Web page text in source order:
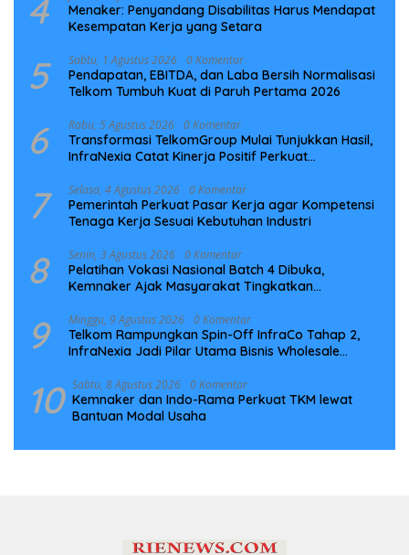
4
Menaker: Penyandang Disabilitas Harus Mendapat
Kesempatan Kerja yang Setara
5 Sabtu, 1 Agustus 2026 0 Komentar
Pendapatan, EBITDA, dan Laba Bersih Normalisasi
Telkom Tumbuh Kuat di Paruh Pertama 2026
6 Rabu, 5 Agustus 2026 0 Komentar
Transformasi TelkomGroup Mulai Tunjukkan Hasil,
InfraNexia Catat Kinerja Positif Perkuat
7 Selasa, 4 Agustus 2026 0 Komentar
Pemerintah Perkuat Pasar Kerja agar Kompetensi
Tenaga Kerja Sesuai Kebutuhan Industri
8 Senin, 3 Agustus 2026 0 Komentar
Pelatihan Vokasi Nasional Batch 4 Dibuka,
Kemnaker Ajak Masyarakat Tingkatkan
9 Minggu, 9 Agustus 2026 0 Komentar
Telkom Rampungkan Spin-Off InfraCo Tahap 2,
InfraNexia Jadi Pilar Utama Bisnis Wholesale
10 Sabtu, 8 Agustus 2026 0 Komentar
Kemnaker dan Indo-Rama Perkuat TKM lewat
Bantuan Modal Usaha